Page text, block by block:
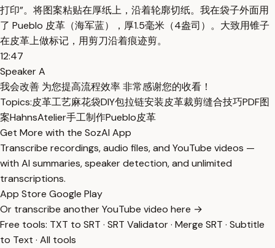
打印”。将图案粘贴在厚纸上，沿着轮廓切纸。我在袋子外面用
了 Pueblo 皮革（海军蓝），厚1.5毫米（4盎司）。大致用锥子
在皮革上做标记，用剪刀沿着痕迹剪。
12:47
Speaker A
我会改善 为您提高流程效率 非常感谢您的收看！
Topics:皮革工艺麻花袋DIY包拉链安装皮革裁剪缝合技巧PDF图
案HahnsAtelier手工制作Pueblo皮革
Get More with the SozAI App
Transcribe recordings, audio files, and YouTube videos —
with AI summaries, speaker detection, and unlimited
transcriptions.
App Store Google Play
Or transcribe another YouTube video here →
Free tools: TXT to SRT · SRT Validator· Merge SRT · Subtitle
to Text · All tools